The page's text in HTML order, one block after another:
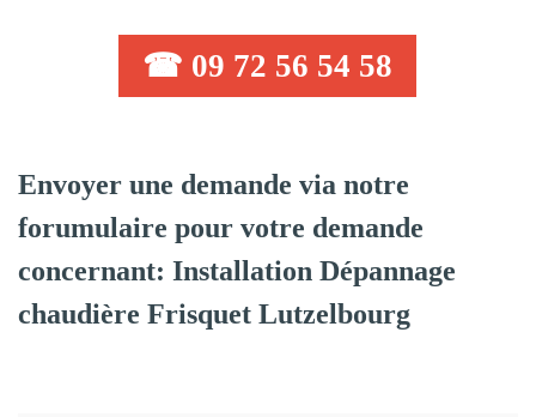
☎ 09 72 56 54 58
Envoyer une demande via notre
forumulaire pour votre demande
concernant: Installation Dépannage
chaudière Frisquet Lutzelbourg